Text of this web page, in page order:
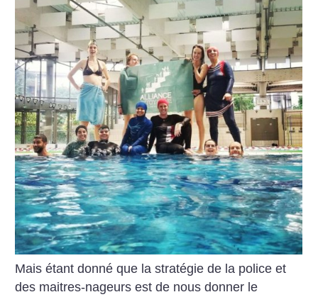
Mais étant donné que la stratégie de la police et
des maitres-nageurs est de nous donner le